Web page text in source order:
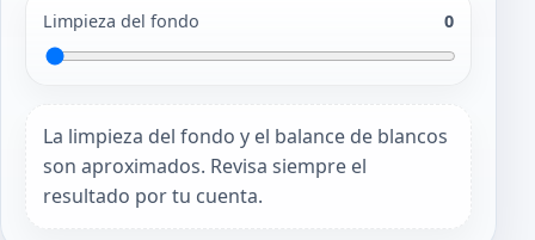
Limpieza del fondo 0
La limpieza del fondo y el balance de blancos
son aproximados. Revisa siempre el
resultado por tu cuenta.